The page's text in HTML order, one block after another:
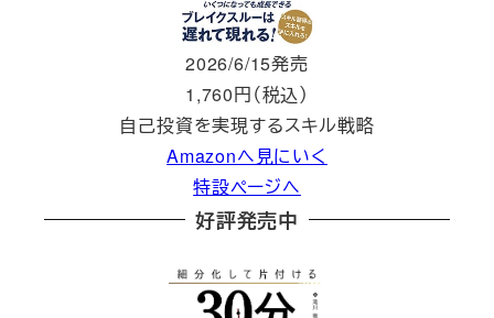
2026/6/15発売
1,760円（税込）
自己投資を実現するスキル戦略
Amazonへ見にいく
特設ページへ
好評発売中